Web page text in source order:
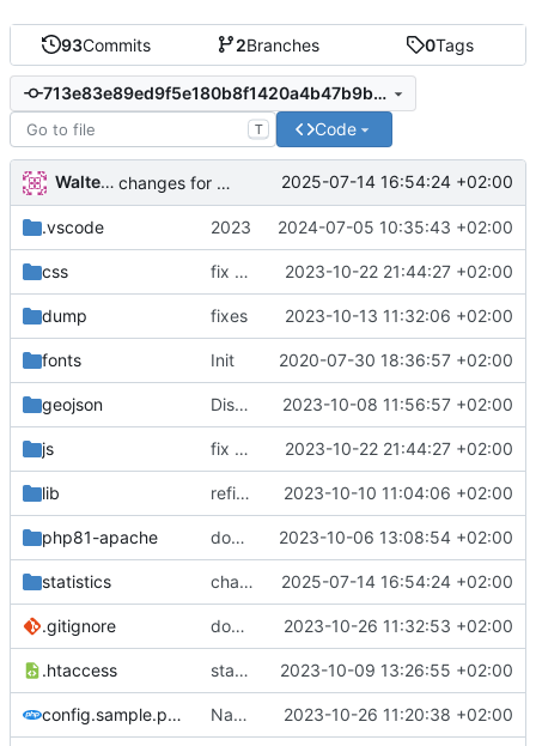
93Commits 2Branches 0Tags
713e83e89ed9f5e180b8f1420a4b47b9b836adc1
T Code
Walter Hupfeld changes for 204 2025-07-14 16:54:24 +02:00
.vscode 2023 2024-07-05 10:35:43 +02:00
css fix datatables 2023-10-22 21:44:27 +02:00
dump fixes 2023-10-13 11:32:06 +02:00
fonts Init 2020-07-30 18:36:57 +02:00
geojson Districts expanded 2023-10-08 11:56:57 +02:00
js fix datatables 2023-10-22 21:44:27 +02:00
lib refine 2023-10-10 11:04:06 +02:00
php81-apache docker 2023-10-06 13:08:54 +02:00
statistics changes for 204 2025-07-14 16:54:24 +02:00
.gitignore docker-compose in gitignore 2023-10-26 11:32:53 +02:00
.htaccess statistics 2023-10-09 13:26:55 +02:00
config.sample.php Navigation 2023-10-26 11:20:38 +02:00